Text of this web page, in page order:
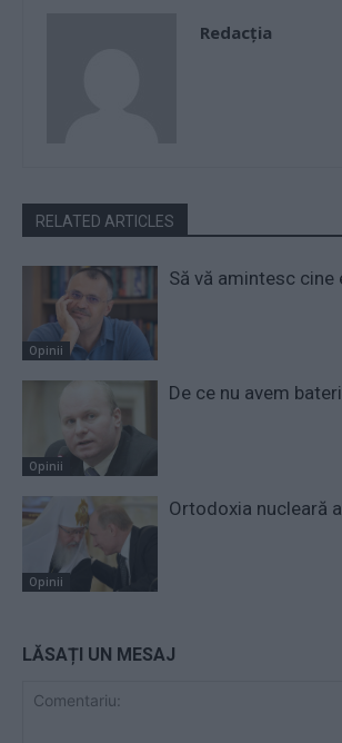
Redacţia
RELATED ARTICLES
Opinii
Să vă amintesc cine
Opinii
De ce nu avem
Opinii
Ortodoxia nucleară
LĂSAȚI UN MESAJ